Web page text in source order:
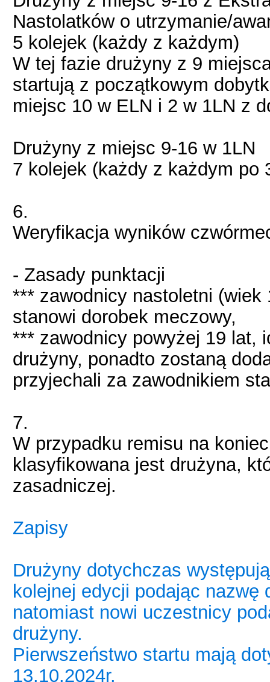
Nastolatków o utrzymanie/
5 kolejek (każdy z każdym)
W tej fazie drużyny z 9
startują z początkowym
miejsc 10 w ELN i 2 w 1LN z
Drużyny z miejsc 9-16 w 1LN
7 kolejek (każdy z każdym po
6.
Weryfikacja wyników
- Zasady punktacji
*** zawodnicy nastoletni
stanowi dorobek meczowy,
*** zawodnicy powyżej 19 lat,
drużyny, ponadto zostaną
przyjechali za zawodnikiem
7.
W przypadku remisu na
klasyfikowana jest drużyna,
zasadniczej.
Zapisy
Drużyny dotychczas
kolejnej edycji podając nazwę
natomiast nowi uczestnicy
drużyny.
Pierwszeństwo startu mają
13.10.2024r.